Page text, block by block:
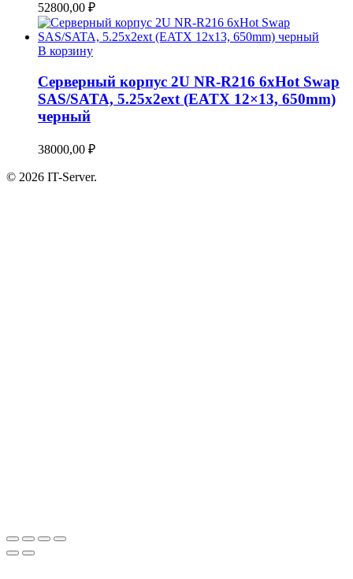
52800,00 ₽
В корзину
Серверный корпус 2U NR-R216 6xHot Swap
SAS/SATA, 5.25x2ext (EATX 12×13, 650mm)
черный
38000,00 ₽
© 2026 IT-Server.